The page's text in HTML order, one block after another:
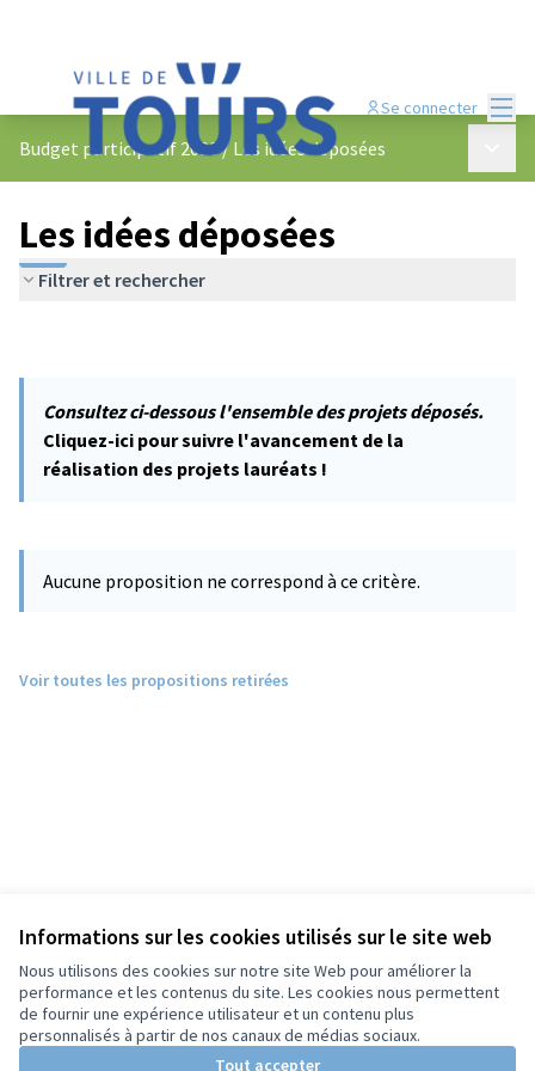
Informations sur les cookies utilisés sur le site web
Nous utilisons des cookies sur notre site Web pour améliorer la
performance et les contenus du site. Les cookies nous permettent
de fournir une expérience utilisateur et un contenu plus
personnalisés à partir de nos canaux de médias sociaux.
Tout accepter
Se connecter
Budget participatif 2023/ Les idées déposées
Les idées déposées
Filtrer et rechercher
Consultez ci-dessous l'ensemble des projets déposés.
Cliquez-ici pour suivre l'avancement de la
réalisation des projets lauréats !
Aucune proposition ne correspond à ce critère.
Voir toutes les propositions retirées